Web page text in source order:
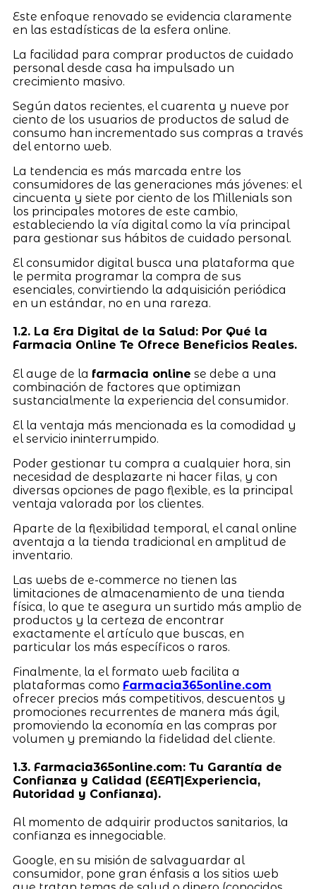
Este enfoque renovado se evidencia claramente
en las estadísticas de la esfera online.
La facilidad para comprar productos de cuidado
personal desde casa ha impulsado un
crecimiento masivo.
Según datos recientes, el cuarenta y nueve por
ciento de los usuarios de productos de salud de
consumo han incrementado sus compras a través
del entorno web.
La tendencia es más marcada entre los
consumidores de las generaciones más jóvenes: el
cincuenta y siete por ciento de los Millenials son
los principales motores de este cambio,
estableciendo la vía digital como la vía principal
para gestionar sus hábitos de cuidado personal.
El consumidor digital busca una plataforma que
le permita programar la compra de sus
esenciales, convirtiendo la adquisición periódica
en un estándar, no en una rareza.
1.2. La Era Digital de la Salud: Por Qué la
Farmacia Online Te Ofrece Beneficios Reales.
El auge de la farmacia online se debe a una
combinación de factores que optimizan
sustancialmente la experiencia del consumidor.
El la ventaja más mencionada es la comodidad y
el servicio ininterrumpido.
Poder gestionar tu compra a cualquier hora, sin
necesidad de desplazarte ni hacer filas, y con
diversas opciones de pago flexible, es la principal
ventaja valorada por los clientes.
Aparte de la flexibilidad temporal, el canal online
aventaja a la tienda tradicional en amplitud de
inventario.
Las webs de e-commerce no tienen las
limitaciones de almacenamiento de una tienda
física, lo que te asegura un surtido más amplio de
productos y la certeza de encontrar
exactamente el artículo que buscas, en
particular los más específicos o raros.
Finalmente, la el formato web facilita a
plataformas como Farmacia365online.com
ofrecer precios más competitivos, descuentos y
promociones recurrentes de manera más ágil,
promoviendo la economía en las compras por
volumen y premiando la fidelidad del cliente.
1.3. Farmacia365online.com: Tu Garantía de
Confianza y Calidad (EEAT|Experiencia,
Autoridad y Confianza).
Al momento de adquirir productos sanitarios, la
confianza es innegociable.
Google, en su misión de salvaguardar al
consumidor, pone gran énfasis a los sitios web